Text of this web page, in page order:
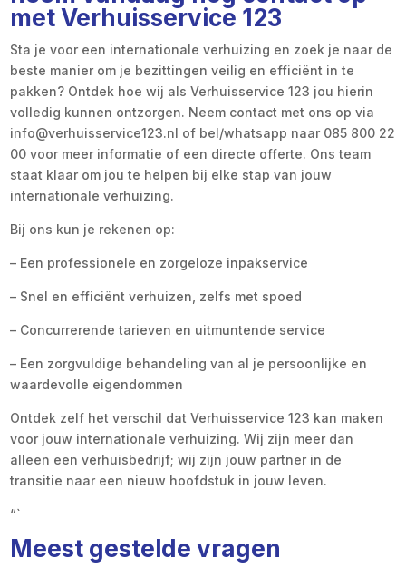
met Verhuisservice 123
Sta je voor een internationale verhuizing en zoek je naar de
beste manier om je bezittingen veilig en efficiënt in te
pakken? Ontdek hoe wij als Verhuisservice 123 jou hierin
volledig kunnen ontzorgen. Neem contact met ons op via
info@verhuisservice123.nl of bel/whatsapp naar 085 800 22
00 voor meer informatie of een directe offerte. Ons team
staat klaar om jou te helpen bij elke stap van jouw
internationale verhuizing.
Bij ons kun je rekenen op:
– Een professionele en zorgeloze inpakservice
– Snel en efficiënt verhuizen, zelfs met spoed
– Concurrerende tarieven en uitmuntende service
– Een zorgvuldige behandeling van al je persoonlijke en
waardevolle eigendommen
Ontdek zelf het verschil dat Verhuisservice 123 kan maken
voor jouw internationale verhuizing. Wij zijn meer dan
alleen een verhuisbedrijf; wij zijn jouw partner in de
transitie naar een nieuw hoofdstuk in jouw leven.
“`
Meest gestelde vragen